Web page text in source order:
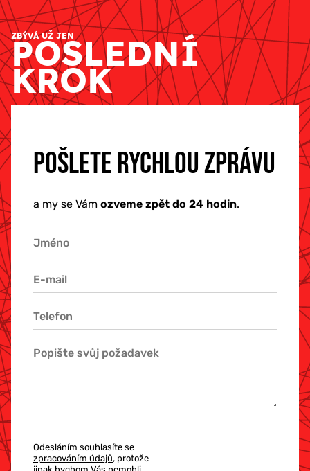
ZBÝVÁ UŽ JEN
POSLEDNÍ
KROK
POŠLETE RYCHLOU ZPRÁVU
a my se Vám ozveme zpět do 24 hodin.
Odesláním souhlasíte se
zpracováním údajů, protože